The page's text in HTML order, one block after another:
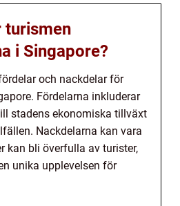
turismen
i Singapore?
och nackdelar för
Fördelarna inkluderar
stadens ekonomiska tillväxt
Nackdelarna kan vara
kan bli överfulla av turister,
unika upplevelsen för